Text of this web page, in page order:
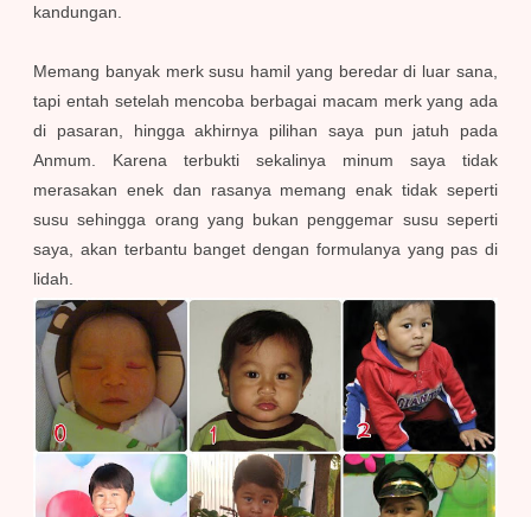
kandungan.
Memang banyak merk susu hamil yang beredar di luar sana,
tapi entah setelah mencoba berbagai macam merk yang ada
di pasaran, hingga akhirnya pilihan saya pun jatuh pada
Anmum. Karena terbukti sekalinya minum saya tidak
merasakan enek dan rasanya memang enak tidak seperti
susu sehingga orang yang bukan penggemar susu seperti
saya, akan terbantu banget dengan formulanya yang pas di
lidah.